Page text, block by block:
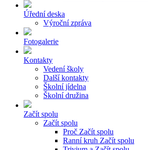
Úřední deska
Výroční zpráva
Fotogalerie
Kontakty
Vedení školy
Další kontakty
Školní jídelna
Školní družina
Začít spolu
Začít spolu
Proč Začít spolu
Ranní kruh Začít spolu